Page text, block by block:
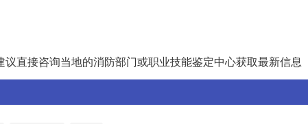
直接咨询当地的消防部门或职业技能鉴定中心获取最新信息